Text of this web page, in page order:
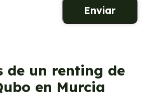
de un renting de
en Murcia